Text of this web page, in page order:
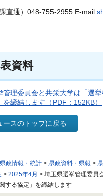
直通）048-755-2955 E-mail
資料
管理委員会と共栄大学は「選
締結します（PDF：152KB）
ースのトップに戻る
県政情報・統計 > 県政資料・県報 >
> 2025年4月 > 埼玉県選挙管理委員
する協定」を締結します